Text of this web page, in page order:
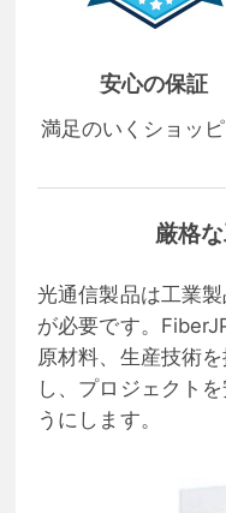
安心の保証
満足のいくショッ
厳格
光通信製品は工業
が必要です。
原材料、生産技術
し、プロジェクト
うにします。